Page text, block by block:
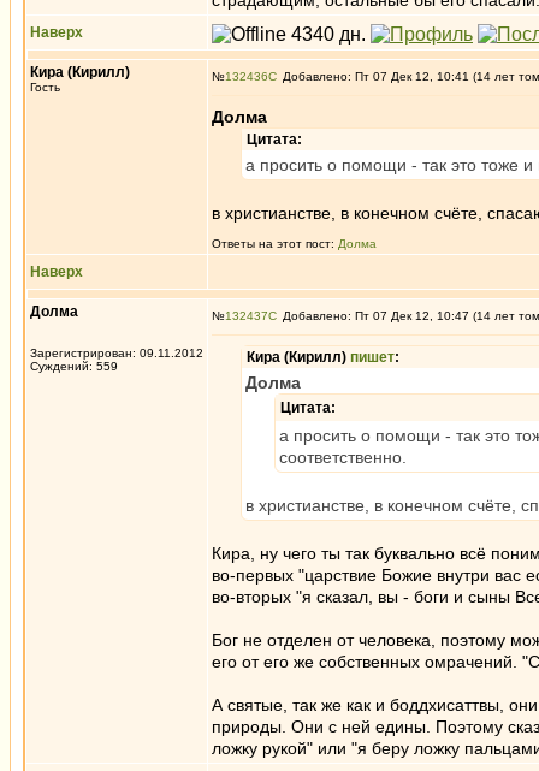
Наверх
Кира (Кирилл)
Гость
№132436 Добавлено: Пт 07 Дек 12, 10:41 (14 лет
Долма
Цитата:
а просить о помощи - так это тоже и
в христианстве, в конечном счёте,
Ответы на этот пост: Долма
Наверх
Долма
Зарегистрирован: 09.11.2012
Суждений: 559
№132437 Добавлено: Пт 07 Дек 12, 10:47 (14 лет
Кира (Кирилл) пишет:
Долма
Цитата:
а просить о помощи - так это
соответственно.
в христианстве, в конечном счёте,
Кира, ну чего ты так буквально всё
во-первых "царствие Божие внутри вас
во-вторых "я сказал, вы - боги и сыны
Бог не отделен от человека, поэтому
его от его же собственных омрачений.
А святые, так же как и боддхисаттвы,
природы. Они с ней едины. Поэтому
ложку рукой" или "я беру ложку